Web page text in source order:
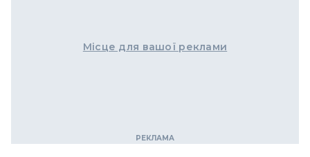
Місце для вашої реклами